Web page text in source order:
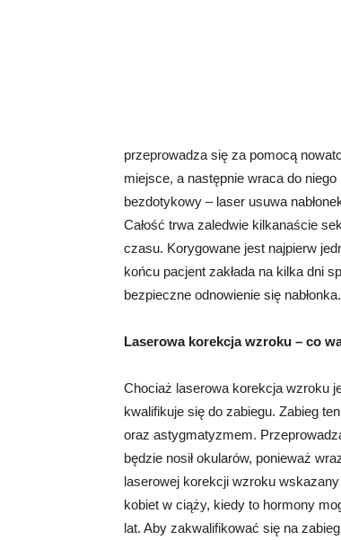
przeprowadza się za pomocą
miejsce, a następnie wraca do niego
bezdotykowy – laser usuwa
Całość trwa zaledwie kilkanaście
czasu. Korygowane jest najpierw
końcu pacjent zakłada na kilka dni
bezpieczne odnowienie się nabłonka.
Laserowa korekcja wzroku – co
Chociaż laserowa korekcja wzroku
kwalifikuje się do zabiegu. Zabieg
oraz astygmatyzmem.
będzie nosił okularów, ponieważ
laserowej korekcji wzroku
kobiet w ciąży, kiedy to hormony
lat. Aby zakwalifikować się na